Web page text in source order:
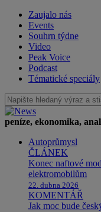
Zaujalo nás
Events
Souhrn týdne
Video
Peak Voice
Podcast
Tématické speciály
peníze, ekonomika,
Autoprůmysl
ČLÁNEK
Konec naftové
elektromobilům
22. dubna 2026
KOMENTÁŘ
Jak moc bude